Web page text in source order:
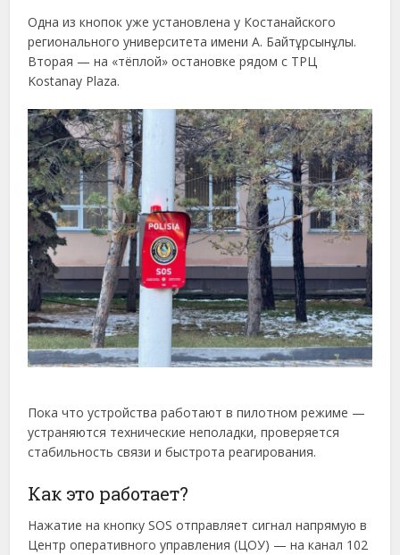
Одна из кнопок уже установлена у Костанайского
регионального университета имени А. Байтұрсынұлы.
Вторая — на «тёплой» остановке рядом с ТРЦ
Kostanay Plaza.
Пока что устройства работают в пилотном режиме —
устраняются технические неполадки, проверяется
стабильность связи и быстрота реагирования.
Как это работает?
Нажатие на кнопку SOS отправляет сигнал напрямую в
Центр оперативного управления (ЦОУ) — на канал 102